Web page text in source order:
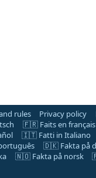
rules Privacy policy
🇫🇷 Faits en français
🇮🇹 Fatti in Italiano
🇩🇰 Fakta på
🇳🇴 Fakta på norsk